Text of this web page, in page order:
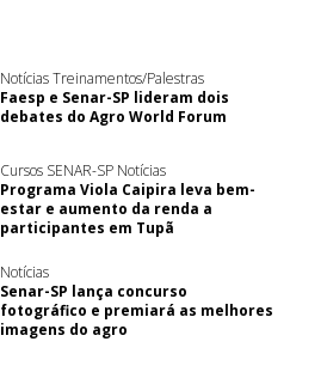
Notícias Treinamentos/Palestras
Faesp e Senar-SP lideram dois
debates do Agro World Forum
Cursos SENAR-SP Notícias
Programa Viola Caipira leva bem-
estar e aumento da renda a
participantes em Tupã
Notícias
Senar-SP lança concurso
fotográfico e premiará as melhores
imagens do agro